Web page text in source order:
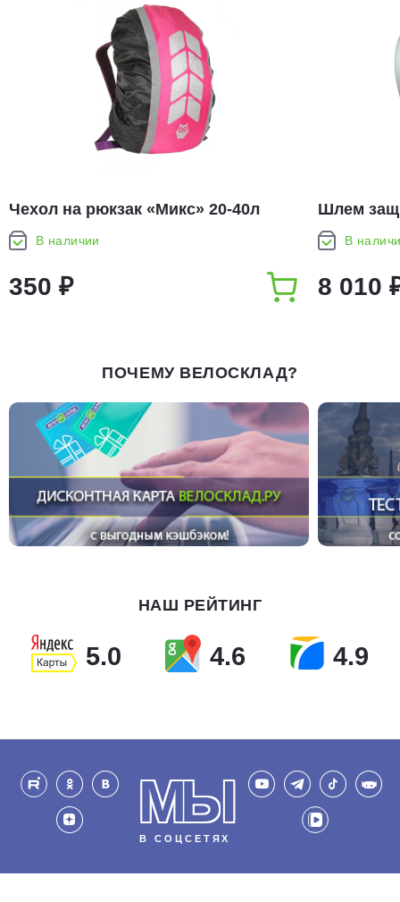
Чехол на рюкзак «Микс» 20-40л
В наличии
350 ₽
Шлем
of Pearls
В
8 010
ПОЧЕМУ ВЕЛОСКЛАД?
НАШ РЕЙТИНГ
5.0 4.6 4.9
МЫ
В СОЦСЕТЯХ